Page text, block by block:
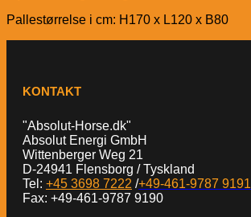
Pallestørrelse i cm: H170 x L120 x B80
KONTAKT
"Absolut-Horse.dk"
Absolut Energi GmbH
Wittenberger Weg 21
D-24941 Flensborg / Tyskland
Tel: +45 3698 7222 /+49-461-9787 9191
Fax: +49-461-9787 9190